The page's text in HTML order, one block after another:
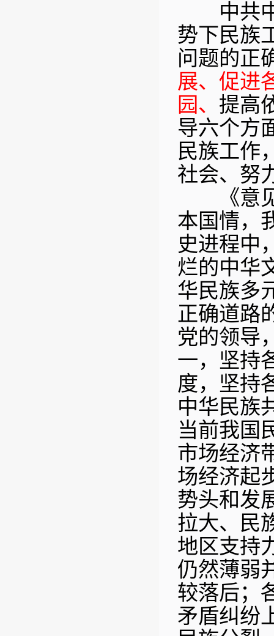
中共中
势下民族
问题的正
展、促进
园、 提高
导六个方
民族工作
社会、努
《意见
本国情，
史进程中
烂的中华
华民族多
正确道路
党的领导
一，坚持
度，坚持
中华民族
当前我国
市场经济
场经济起
势头和发
拉大、民
地区支持
仍然薄弱
较落后；
矛盾纠纷